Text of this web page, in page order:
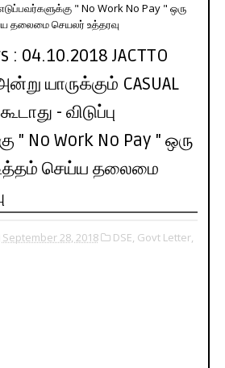
" No Work No Pay " ஒரு
தலைமை செயலர் உத்தரவு
: 04.10.2018 JACTTO
யாருக்கும் CASUAL
- விடுப்பு
" No Work No Pay " ஒரு
செய்ய தலைமை
September 28, 2018 DSE, Govt Letter,